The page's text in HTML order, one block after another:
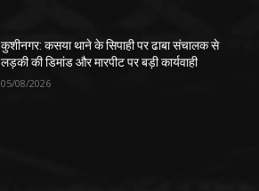
कुशीनगर: कसया थाने के सिपाही पर ढाबा संचालक से
लड़की की डिमांड और मारपीट पर बड़ी कार्यवाही
05/08/2026